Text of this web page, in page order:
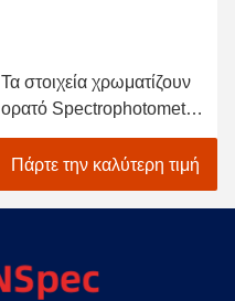
Τα στοιχεία χρωματίζουν
ορατό Spectrophotometer
για υφαντικό χρωματικής
προσαρμογής στο Μαύρο
Πάρτε την καλύτερη τιμή